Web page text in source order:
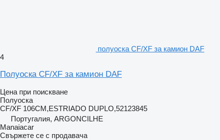
полуоска CF/XF за камион DAF
4
Полуоска CF/XF за камион DAF
Цена при поискване
Полуоска
CF/XF 106CM,ESTRIADO DUPLO,52123845
Португалия, ARGONCILHE
Manaiacar
Свържете се с продавача